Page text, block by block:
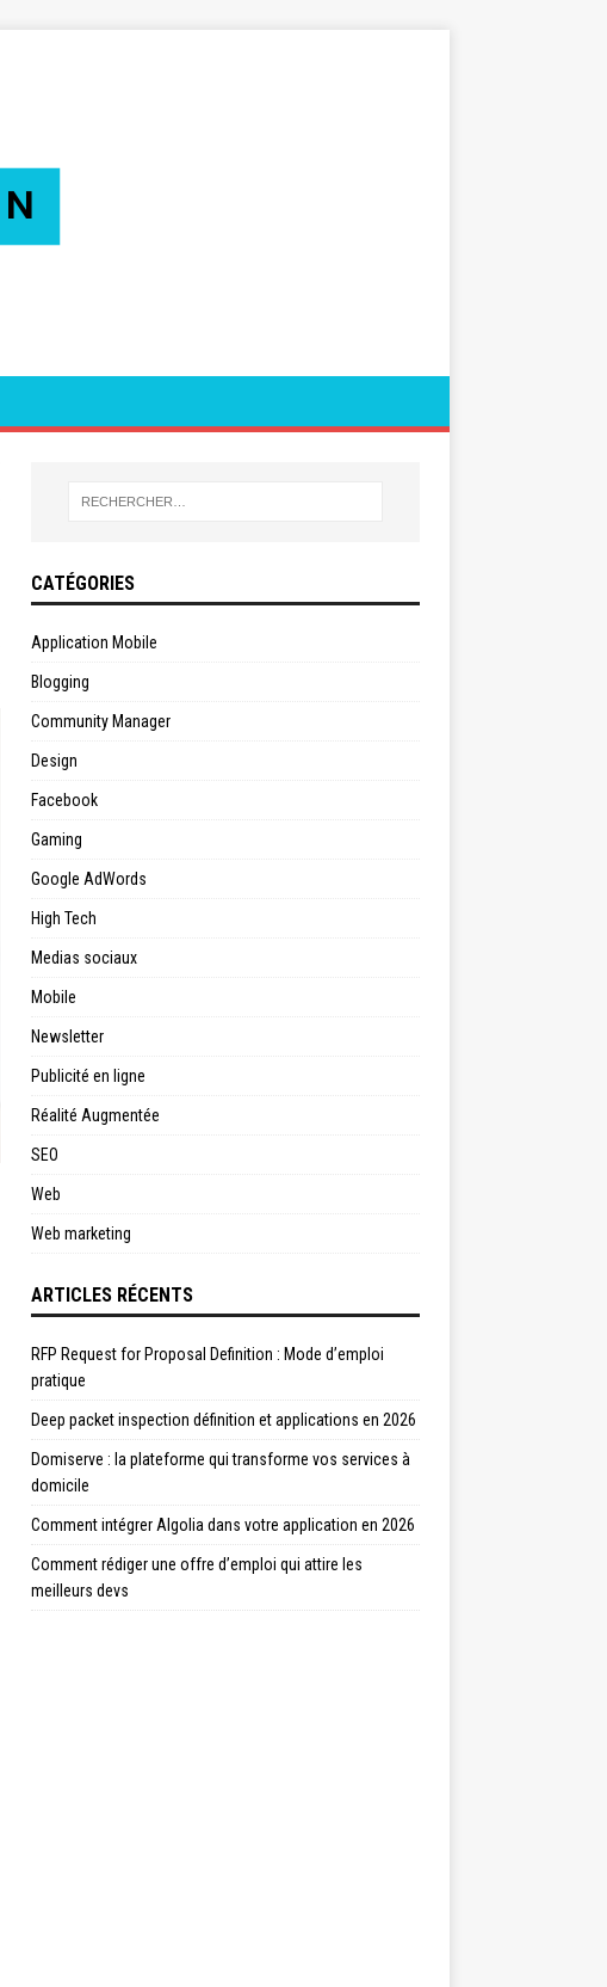
CATÉGORIES
Application Mobile
Blogging
Community Manager
Design
Facebook
Gaming
Google AdWords
High Tech
Medias sociaux
Mobile
Newsletter
Publicité en ligne
Réalité Augmentée
SEO
Web
Web marketing
ARTICLES RÉCENTS
RFP Request for Proposal Definition : Mode d’emploi
pratique
Deep packet inspection définition et applications en 2026
Domiserve : la plateforme qui transforme vos services à
domicile
Comment intégrer Algolia dans votre application en 2026
Comment rédiger une offre d’emploi qui attire les
meilleurs devs